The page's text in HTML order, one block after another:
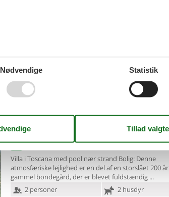
Sopra er beliggende i et elegant og
4 personer
2 husdyr
2 soveværelser
2 badeværelser
52020 - Castelfranco Di Sopra
4,2
Villa i Toscana med pool nær strand Bolig: Denne
atmosfæriske lejlighed er en del af en storslået 200 år
gammel bondegård, der er blevet fuldstændig
2 personer
2 husdyr
Nødvendige Statistik